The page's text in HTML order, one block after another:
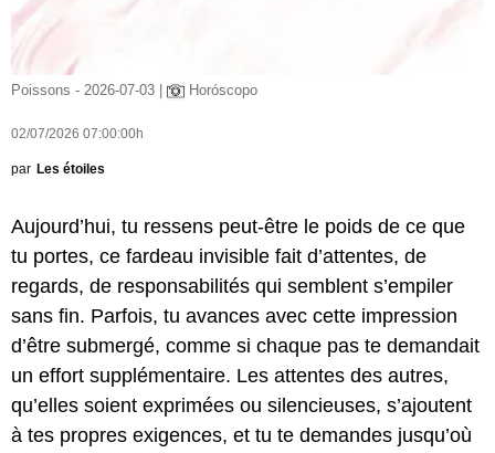
Poissons - 2026-07-03 | Horóscopo
02/07/2026 07:00:00h
par Les étoiles
Aujourd’hui, tu ressens peut-être le poids de ce que
tu portes, ce fardeau invisible fait d’attentes, de
regards, de responsabilités qui semblent s’empiler
sans fin. Parfois, tu avances avec cette impression
d’être submergé, comme si chaque pas te demandait
un effort supplémentaire. Les attentes des autres,
qu’elles soient exprimées ou silencieuses, s’ajoutent
à tes propres exigences, et tu te demandes jusqu’où